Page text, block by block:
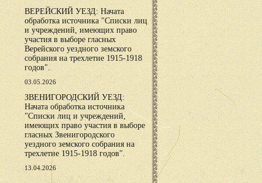
ВЕРЕЙСКИЙ УЕЗД: Начата
обработка источника "Списки лиц
и учреждений, имеющих право
участия в выборе гласных
Верейского уездного земского
собрания на трехлетие 1915-1918
годов".
03.05.2026
ЗВЕНИГОРОДСКИЙ УЕЗД:
Начата обработка источника
"Списки лиц и учреждений,
имеющих право участия в выборе
гласных Звенигородского
уездного земского собрания на
трехлетие 1915-1918 годов".
13.04.2026